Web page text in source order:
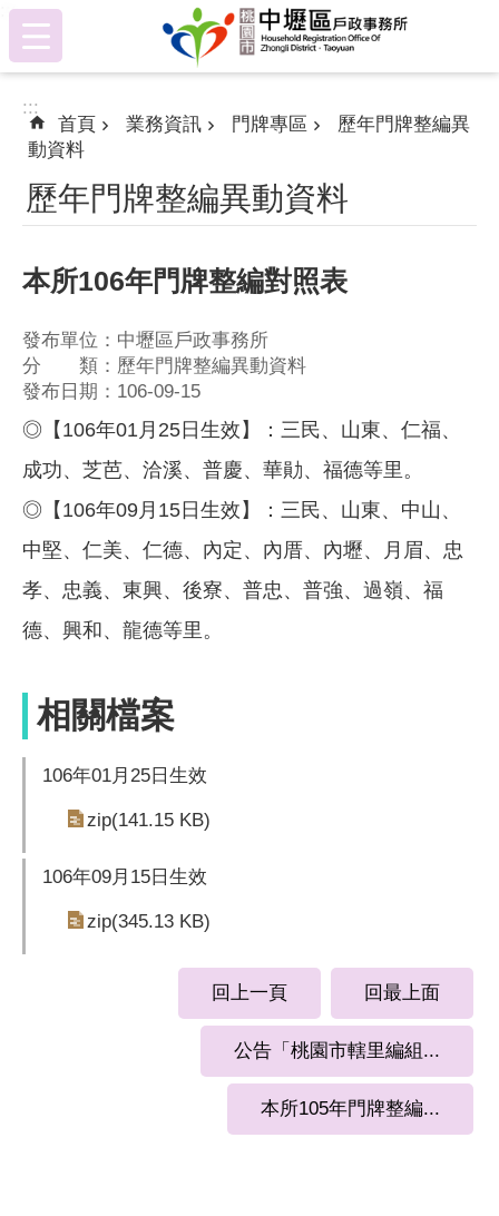
跳到主要內容區塊
:::
:::
首頁 業務資訊 門牌專區
歷年門牌整編異
動資料
歷年門牌整編異動資料
本所106年門牌整編對照表
發布單位：中壢區戶政事務所
分 類：歷年門牌整編異動資料
發布日期：106-09-15
◎【106年01月25日生效】：三民、山東、仁福、
成功、芝芭、洽溪、普慶、華勛、福德等里。
◎【106年09月15日生效】：三民、山東、中山、
中堅、仁美、仁德、內定、內厝、內壢、月眉、忠
孝、忠義、東興、後寮、普忠、普強、過嶺、福
德、興和、龍德等里。
相關檔案
106年01月25日生效
zip(141.15 KB)
106年09月15日生效
zip(345.13 KB)
回上一頁 回最上面
公告「桃園市轄里編組...
本所105年門牌整編...